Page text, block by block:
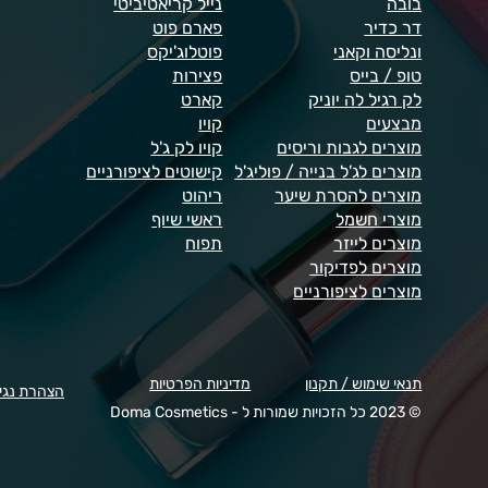
פארם פוט
פוטלוג'יקס
פצירות
קארט
קויו
קויו לק ג'ל
קישוטים לציפורניים
ריהוט
ראשי שיוף
תפוח
דר כדיר
ונליסה וקאני
טופ / בייס
לק רגיל לה יוניק
מבצעים
מוצרים לגבות וריסים
מוצרים לג'ל בנייה / פוליג'ל
מוצרים להסרת שיער
מוצרי חשמל
מוצרים לייזר
מוצרים לפדיקור
מוצרים לציפורניים
מדיניות הפרטיות
תנאי שימוש / תקנון
© 2023 כל הזכויות שמורות ל - Doma Cosmetics
הצהרת